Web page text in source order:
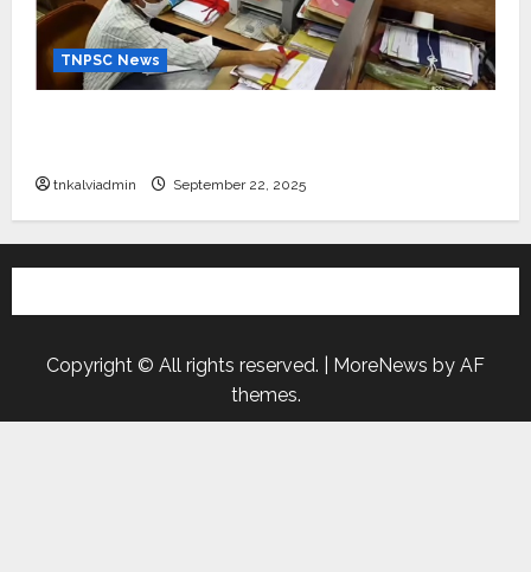
TNPSC News
tnkalviadmin September 22, 2025
Copyright © All rights reserved. MoreNews by AF
themes.